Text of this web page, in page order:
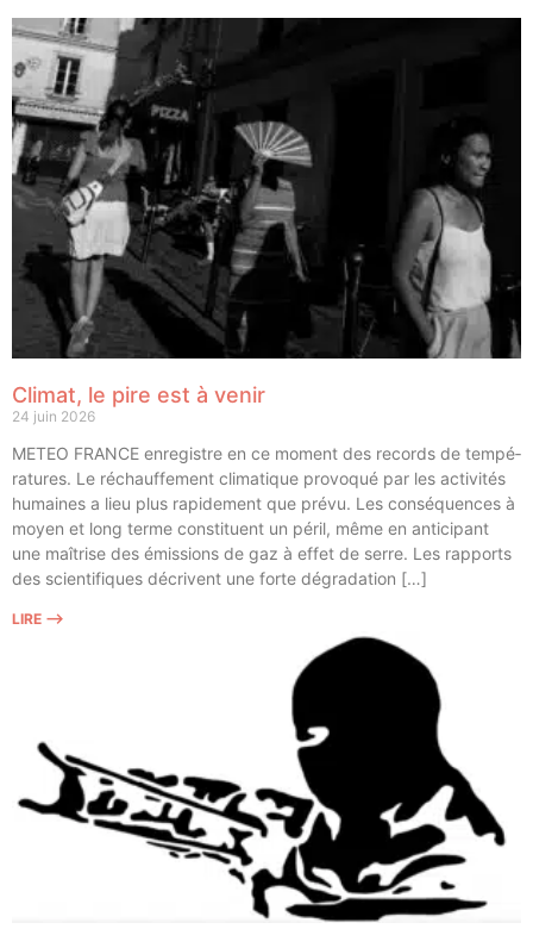
Climat, le pire est à venir
24 juin 2026
METEO FRANCE enre­gistre en ce moment des records de tem­pé­
ra­tures. Le réchauf­fe­ment cli­ma­tique pro­vo­qué par les acti­vi­tés
humaines a lieu plus rapi­de­ment que pré­vu. Les consé­quences à
moyen et long terme consti­tuent un péril, même en anti­ci­pant
une maî­trise des émis­sions de gaz à effet de serre. Les rap­ports
des scien­ti­fiques décrivent une forte dégradation […]
LIRE ⟶